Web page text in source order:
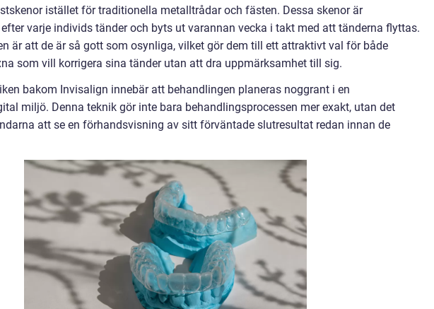
istället för traditionella metalltrådar och fästen. Dessa skenor är
varje individs tänder och byts ut varannan vecka i takt med att tänderna flyttas.
är att de är så gott som osynliga, vilket gör dem till ett attraktivt val för både
som vill korrigera sina tänder utan att dra uppmärksamhet till sig.
bakom Invisalign innebär att behandlingen planeras noggrant i en
miljö. Denna teknik gör inte bara behandlingsprocessen mer exakt, utan det
att se en förhandsvisning av sitt förväntade slutresultat redan innan de